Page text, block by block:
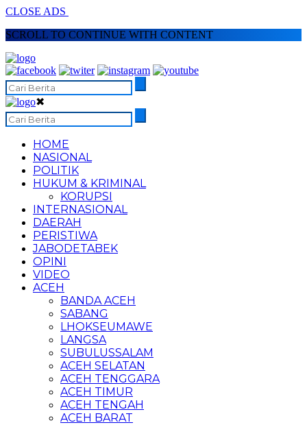
CLOSE ADS
SCROLL TO CONTINUE WITH CONTENT
✖
HOME
NASIONAL
POLITIK
HUKUM & KRIMINAL
KORUPSI
INTERNASIONAL
DAERAH
PERISTIWA
JABODETABEK
OPINI
VIDEO
ACEH
BANDA ACEH
SABANG
LHOKSEUMAWE
LANGSA
SUBULUSSALAM
ACEH SELATAN
ACEH TENGGARA
ACEH TIMUR
ACEH TENGAH
ACEH BARAT